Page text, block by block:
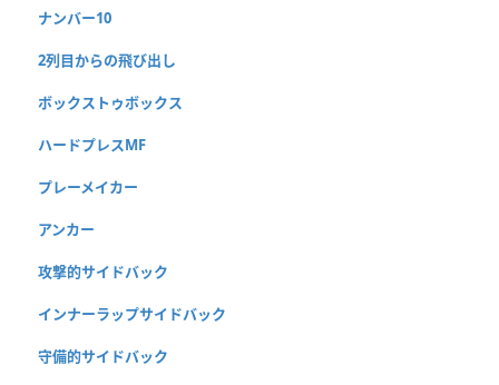
ナンバー10
2列目からの飛び出し
ボックストゥボックス
ハードプレスMF
プレーメイカー
アンカー
攻撃的サイドバック
インナーラップサイドバック
守備的サイドバック